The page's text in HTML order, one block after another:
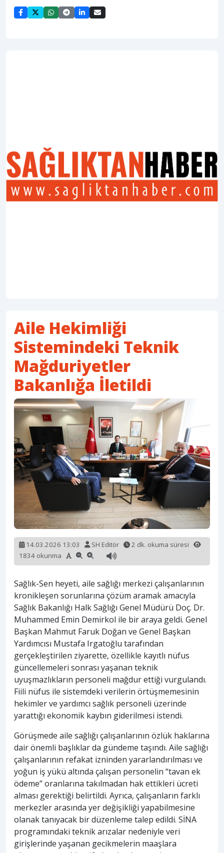
Aile Hekimliği
Sistemindeki Teknik
Mağduriyetler
Bakanlığa İletildi
14.03.2026 13:03 SH Editör
2 dk. okuma süresi
1834 okunma
Sağlık-Sen heyeti, aile sağlığı merkezi çalışanlarının
kronikleşen sorunlarına çözüm aramak amacıyla
Sağlık Bakanlığı Halk Sağlığı Genel Müdürü Doç. Dr.
Muhammed Emin Demirkol ile bir araya geldi. Genel
Başkan Mahmut Faruk Doğan ve Genel Başkan
Yardımcısı Mustafa Irgatoğlu tarafından
gerçekleştirilen ziyarette, özellikle kayıtlı nüfus
güncellemeleri sonrası yaşanan teknik
uyuşmazlıkların personeli mağdur ettiği vurgulandı.
Fiili nüfus ile sistemdeki verilerin örtüşmemesinin
hekimler ve yardımcı sağlık personeli üzerinde
yarattığı ekonomik kaybın giderilmesi istendi.
Görüşmede aile sağlığı çalışanlarının özlük haklarına
dair önemli başlıklar da gündeme taşındı. Aile sağlığı
çalışanlarının refakat izninden yararlandırılması ve
yoğun iş yükü altında çalışan personelin “tavan ek
ödeme” oranlarına takılmadan hak ettikleri ücreti
alması gerektiği belirtildi. Ayrıca, çalışanların farklı
merkezler arasında yer değişikliği yapabilmesine
olanak tanıyacak bir düzenleme talep edildi. SİNA
programındaki teknik arızalar nedeniyle veri
girişlerinde yaşanan gecikmelerin maaşlara